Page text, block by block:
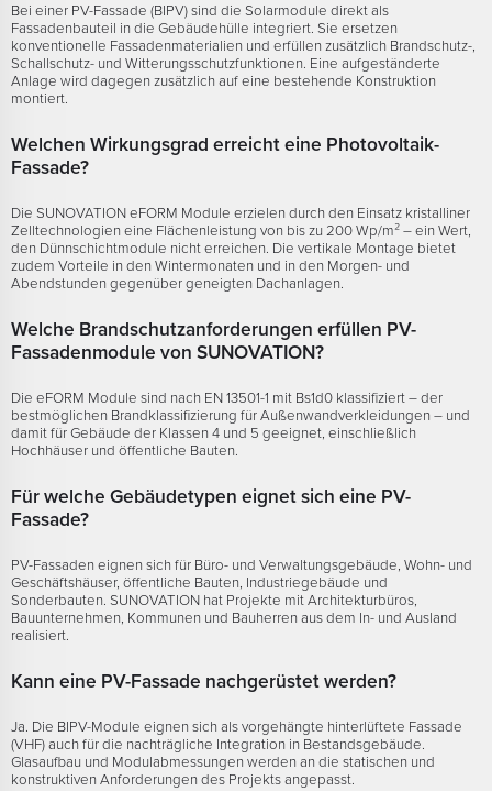
Bei einer PV-Fassade (BIPV) sind die Solarmodule direkt als
Fassadenbauteil in die Gebäudehülle integriert. Sie ersetzen
konventionelle Fassadenmaterialien und erfüllen zusätzlich Brandschutz-,
Schallschutz- und Witterungsschutzfunktionen. Eine aufgeständerte
Anlage wird dagegen zusätzlich auf eine bestehende Konstruktion
montiert.
Welchen Wirkungsgrad erreicht eine Photovoltaik-
Fassade?
Die SUNOVATION eFORM Module erzielen durch den Einsatz kristalliner
Zelltechnologien eine Flächenleistung von bis zu 200 Wp/m² – ein Wert,
den Dünnschichtmodule nicht erreichen. Die vertikale Montage bietet
zudem Vorteile in den Wintermonaten und in den Morgen- und
Abendstunden gegenüber geneigten Dachanlagen.
Welche Brandschutzanforderungen erfüllen PV-
Fassadenmodule von SUNOVATION?
Die eFORM Module sind nach EN 13501-1 mit Bs1d0 klassifiziert – der
bestmöglichen Brandklassifizierung für Außenwandverkleidungen – und
damit für Gebäude der Klassen 4 und 5 geeignet, einschließlich
Hochhäuser und öffentliche Bauten.
Für welche Gebäudetypen eignet sich eine PV-
Fassade?
PV-Fassaden eignen sich für Büro- und Verwaltungsgebäude, Wohn- und
Geschäftshäuser, öffentliche Bauten, Industriegebäude und
Sonderbauten. SUNOVATION hat Projekte mit Architekturbüros,
Bauunternehmen, Kommunen und Bauherren aus dem In- und Ausland
realisiert.
Kann eine PV-Fassade nachgerüstet werden?
Ja. Die BIPV-Module eignen sich als vorgehängte hinterlüftete Fassade
(VHF) auch für die nachträgliche Integration in Bestandsgebäude.
Glasaufbau und Modulabmessungen werden an die statischen und
konstruktiven Anforderungen des Projekts angepasst.